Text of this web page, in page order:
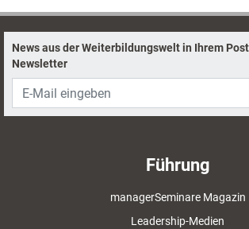
News aus der Weiterbildungswelt in Ihrem
Newsletter
Führung
managerSeminare Magazin
Leadership-Medien